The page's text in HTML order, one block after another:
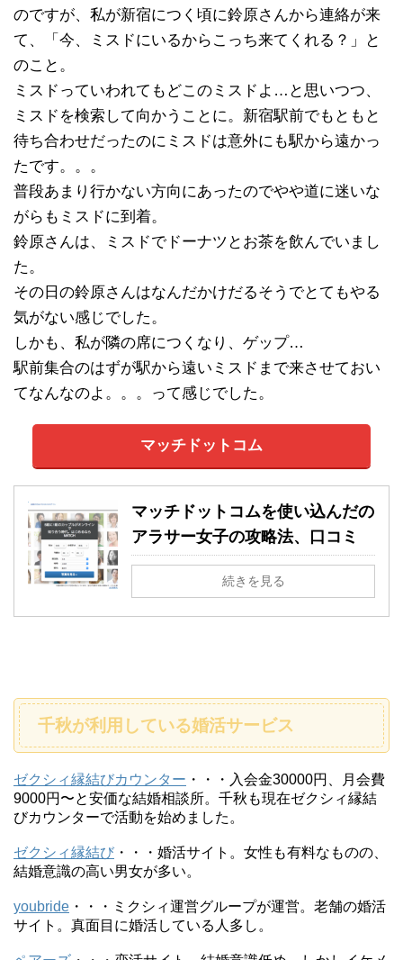
のですが、私が新宿につく頃に鈴原さんから連絡が来
て、「今、ミスドにいるからこっち来てくれる？」と
のこと。
ミスドっていわれてもどこのミスドよ…と思いつつ、
ミスドを検索して向かうことに。新宿駅前でもともと
待ち合わせだったのにミスドは意外にも駅から遠かっ
たです。。。
普段あまり行かない方向にあったのでやや道に迷いな
がらもミスドに到着。
鈴原さんは、ミスドでドーナツとお茶を飲んでいまし
た。
その日の鈴原さんはなんだかけだるそうでとてもやる
気がない感じでした。
しかも、私が隣の席につくなり、ゲップ…
駅前集合のはずが駅から遠いミスドまで来させておい
てなんなのよ。。。って感じでした。
マッチドットコム
マッチドットコムを使い込んだの
アラサー女子の攻略法、口コミ
続きを見る
千秋が利用している婚活サービス
ゼクシィ縁結びカウンター ・・・入会金30000円、月会費
9000円〜と安価な結婚相談所。千秋も現在ゼクシィ縁結
びカウンターで活動を始めました。
ゼクシィ縁結び ・・・婚活サイト。女性も有料なものの、
結婚意識の高い男女が多い。
youbride ・・・ミクシィ運営グループが運営。老舗の婚活
サイト。真面目に婚活している人多し。